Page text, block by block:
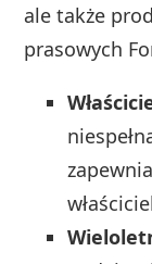
ale także
prasowych